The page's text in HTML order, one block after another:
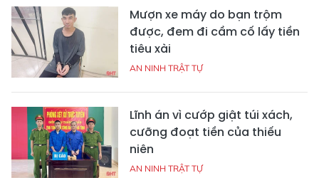
Mượn xe máy do bạn trộm
được, đem đi cầm cố lấy tiền
tiêu xài
AN NINH TRẬT TỰ
Lĩnh án vì cướp giật túi xách,
cưỡng đoạt tiền của thiếu
niên
AN NINH TRẬT TỰ